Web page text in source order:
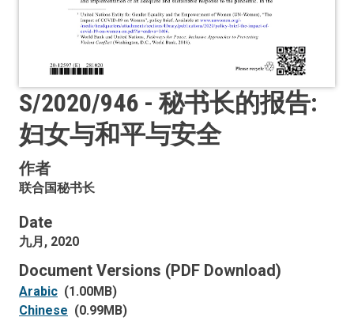
S/2020/946 - 秘书长的报告:
妇女与和平与安全
作者
联合国秘书长
Date
九月, 2020
Document Versions (PDF Download)
Arabic (1.00MB)
Chinese (0.99MB)